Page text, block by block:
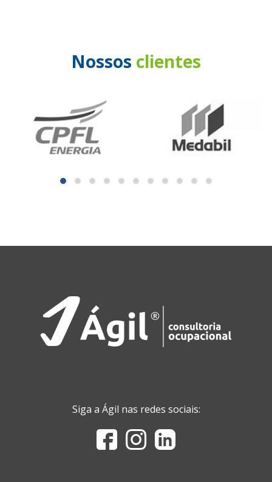
Nossos clientes
Siga a Ágil nas redes sociais: